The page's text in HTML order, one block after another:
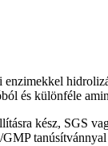
és különféle
kész, SGS